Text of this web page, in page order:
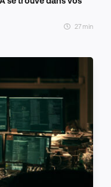
27 min